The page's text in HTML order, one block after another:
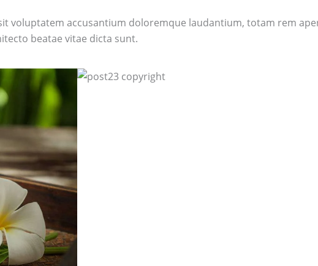
voluptatem accusantium doloremque laudantium, totam rem
beatae vitae dicta sunt.